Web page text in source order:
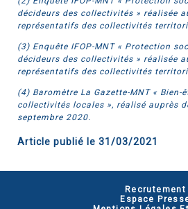
décideurs des collectivités » réalisée
représentatifs des collectivités
(3) Enquête IFOP-MNT « Protection
décideurs des collectivités » réalisée
représentatifs des collectivités
(4) Baromètre La Gazette-MNT «
collectivités locales », réalisé auprès
septembre 2020.
Article publié le 31/03/2021
Recrutement
Espace